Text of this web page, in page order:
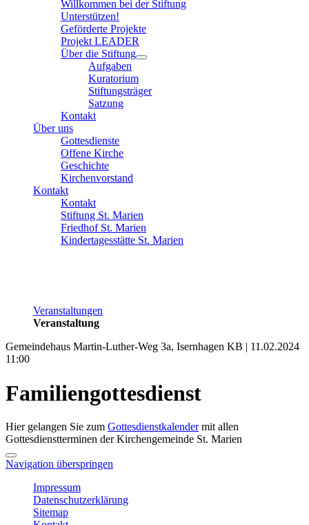
Willkommen bei der Stiftung
Unterstützen!
Geförderte Projekte
Projekt LEADER
Über die Stiftung
Aufgaben
Kuratorium
Stiftungsträger
Satzung
Kontakt
Über uns
Gottesdienste
Offene Kirche
Geschichte
Kirchenvorstand
Kontakt
Kontakt
Stiftung St. Marien
Friedhof St. Marien
Kindertagesstätte St. Marien
Veranstaltungen
Veranstaltung
Gemeindehaus Martin-Luther-Weg 3a, Isernhagen KB | 11.02.2024
11:00
Familiengottesdienst
Hier gelangen Sie zum Gottesdienstkalendermit allen
Gottesdienstterminen der Kirchengemeinde St. Marien
Navigation überspringen
Impressum
Datenschutzerklärung
Sitemap